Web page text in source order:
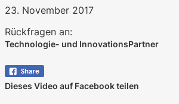
23. November 2017
Rückfragen an:
Technologie- und InnovationsPartner
Dieses Video auf Facebook teilen